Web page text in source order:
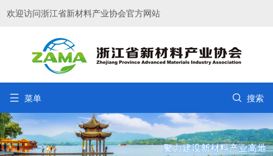
欢迎访问浙江省新材料产业协会官方网站
 菜单  搜索